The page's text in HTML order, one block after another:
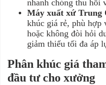
nhanh chóng thu hồi
Máy xuất xứ Trung
khúc giá rẻ, phù hợp
hoặc không đòi hỏi
giảm thiểu tối đa áp
Phân khúc giá
đầu tư cho xưởng